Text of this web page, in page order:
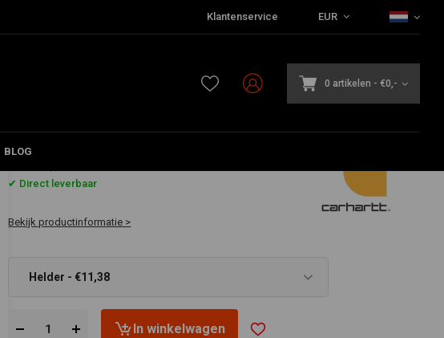
Klantenservice EUR
0 artikelen - €0,-
BLOG
€11,38
✔ Direct leverbaar
Bekijk productinformatie >
Helder - €11,38
In winkelwagen